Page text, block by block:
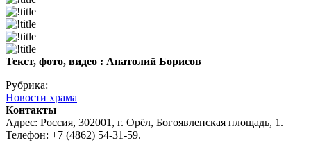
Текст, фото, видео : Анатолий Борисов
Рубрика:
Новости храма
Контакты
Адрес: Россия, 302001, г. Орёл, Богоявленская площадь, 1.
Телефон: +7 (4862) 54-31-59.